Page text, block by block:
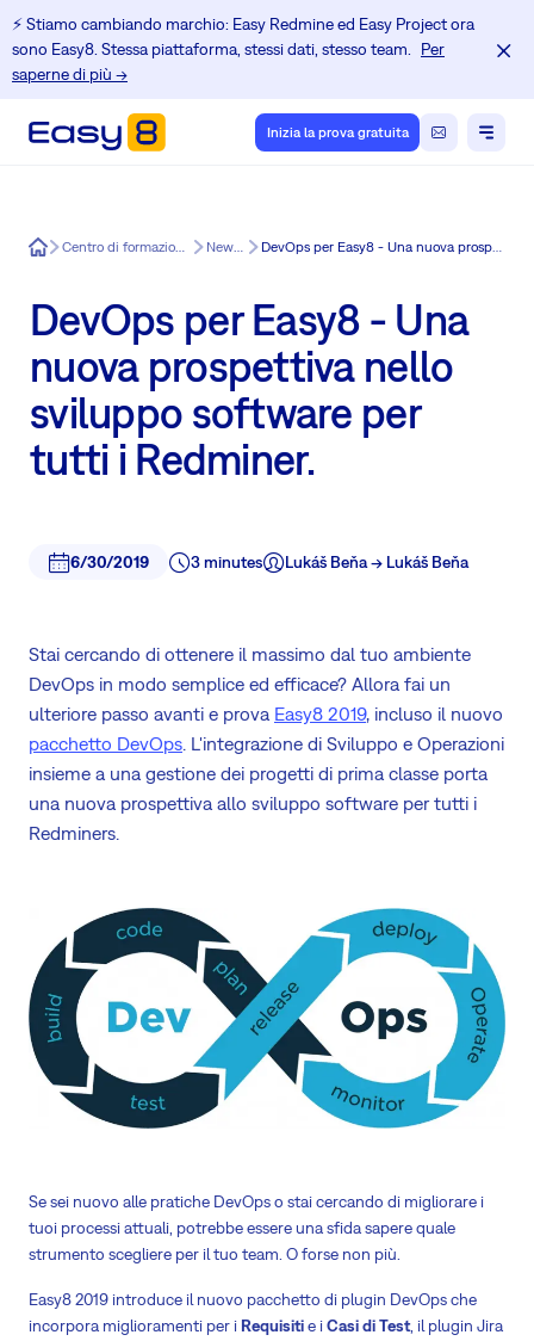
⚡️ Stiamo cambiando marchio: Easy Redmine ed Easy Project ora
sono Easy8. Stessa piattaforma, stessi dati, stesso team.
Per
saperne di più →
Inizia la prova gratuita
Easy8 Centro di formazione per gli utenti di Redmine News in Easy8 DevOps per Easy8 - Una nuova prospettiva nello sviluppo software per tutti i Redminer.
DevOps per Easy8 - Una
nuova prospettiva nello
sviluppo software per
tutti i Redminer.
6/30/2019 3 minutes Lukáš Beňa -> Lukáš Beňa
Stai cercando di ottenere il massimo dal tuo ambiente
DevOps in modo semplice ed efficace? Allora fai un
ulteriore passo avanti e prova Easy8 2019, incluso il nuovo
pacchetto DevOps. L'integrazione di Sviluppo e Operazioni
insieme a una gestione dei progetti di prima classe porta
una nuova prospettiva allo sviluppo software per tutti i
Redminers.
Se sei nuovo alle pratiche DevOps o stai cercando di migliorare i
tuoi processi attuali, potrebbe essere una sfida sapere quale
strumento scegliere per il tuo team. O forse non più.
Easy8 2019 introduce il nuovo pacchetto di plugin DevOps che
incorpora miglioramenti per i Requisitie iCasi di Test, il plugin Jira